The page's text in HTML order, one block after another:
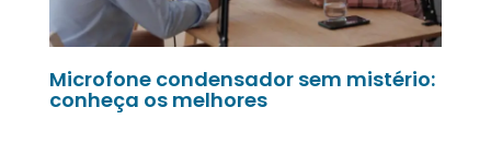
Microfone condensador sem mistério:
conheça os melhores